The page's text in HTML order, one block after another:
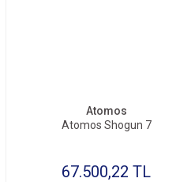
Atomos
Atomos Shogun 7
67.500,22 TL